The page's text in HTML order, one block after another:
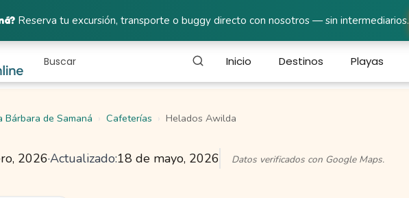
Inicio Destinos Playas
Bárbara de Samaná Cafeterías Helados Awilda
2026·Actualizado:18 de mayo, 2026 Datos verificados con Google Maps.
Reserva tu excursión, transporte o buggy directo con nosotros — sin intermediarios.